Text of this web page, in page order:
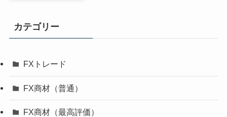
カテゴリー
FXトレード
FX商材（普通）
FX商材（最高評価）